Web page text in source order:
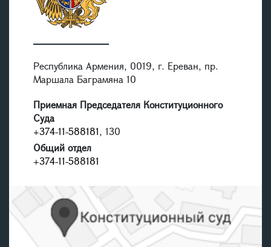
Республика Армения, 0019, г. Ереван, пр.
Маршала Баграмяна 10
Приемная Председателя Конституционного
Суда
+374-11-588181, 130
Общий отдел
+374-11-588181